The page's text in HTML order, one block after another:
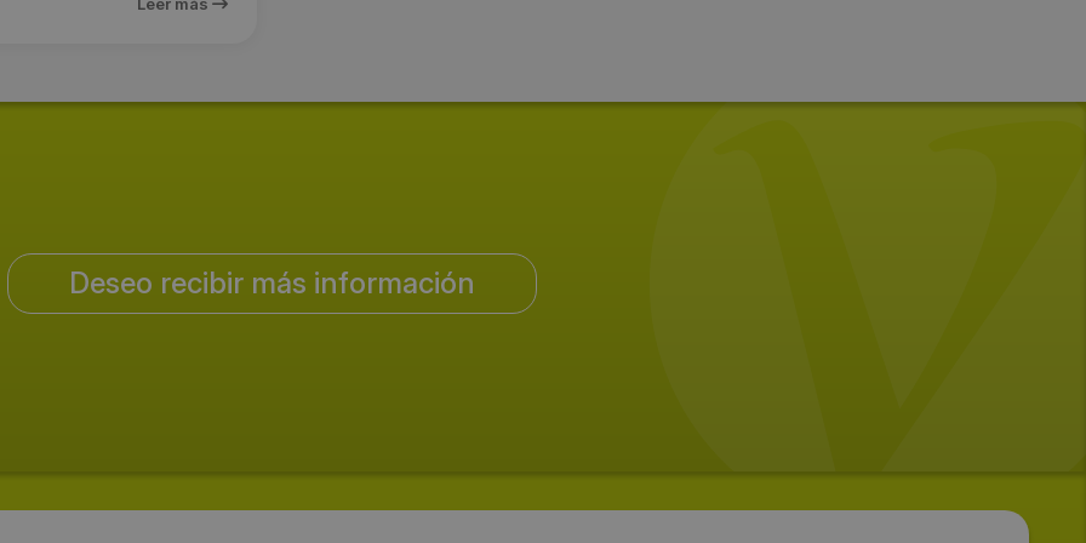
Deseo recibir más información